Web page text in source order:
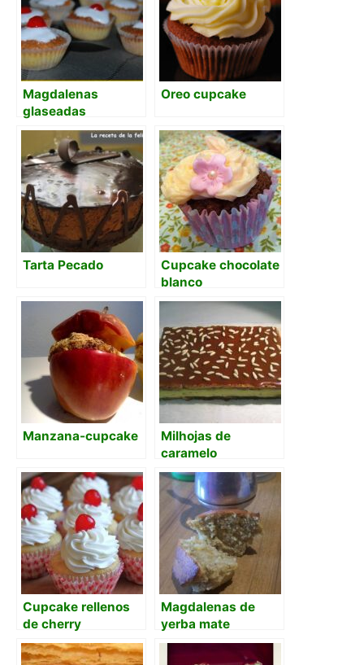
Magdalenas
glaseadas
Oreo cupcake
Tarta Pecado
Cupcake chocolate
blanco
Manzana-cupcake
Milhojas de
caramelo
Cupcake rellenos
de cherry
Magdalenas de
yerba mate